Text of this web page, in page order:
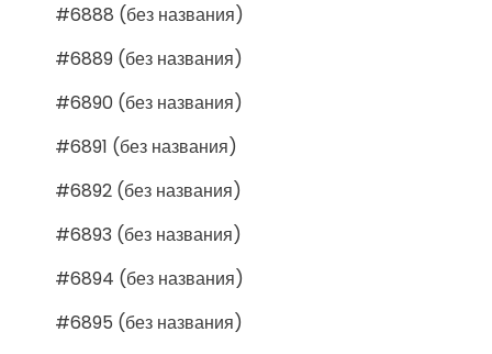
#6888 (без названия)
#6889 (без названия)
#6890 (без названия)
#6891 (без названия)
#6892 (без названия)
#6893 (без названия)
#6894 (без названия)
#6895 (без названия)